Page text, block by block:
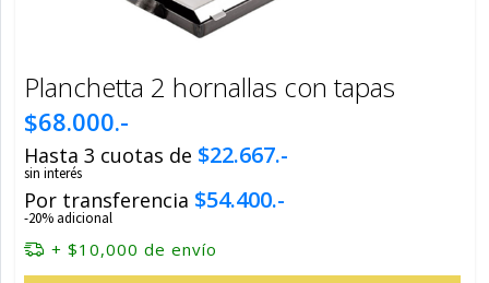
Planchetta 2 hornallas con tapas
$68.000.-
Hasta 3 cuotas de $22.667.-
sin interés
Por transferencia $54.400.-
-20% adicional
+ $10,000 de envío